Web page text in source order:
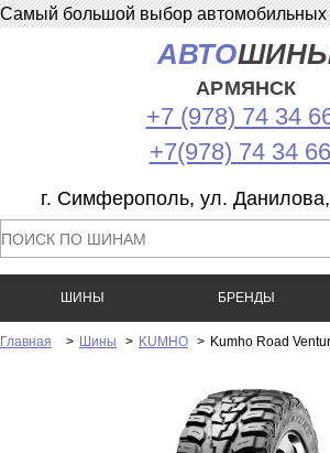
Самый большой выбор автомобильных
АВТО
АРМЯНСК
+7 (978) 74 34
+7(978) 74 34
г. Симферополь, ул.
ШИНЫ БРЕНДЫ
Главная > Шины > KUMHO > Kumho Road